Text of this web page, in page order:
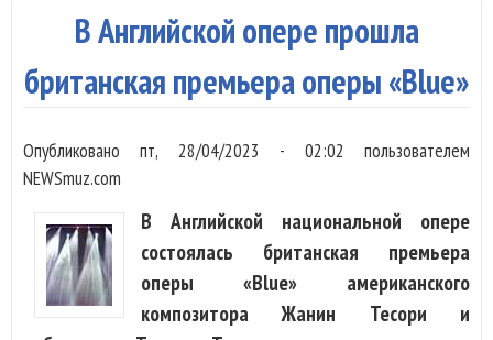
В Английской опере прошла
британская премьера оперы «Blue»
Опубликованопт, 28/04/2023 - 02:02 пользователем
NEWSmuz.com
В Английской национальной опере
состоялась британская премьера
оперы «Blue» американского
композитора Жанин Тесори и